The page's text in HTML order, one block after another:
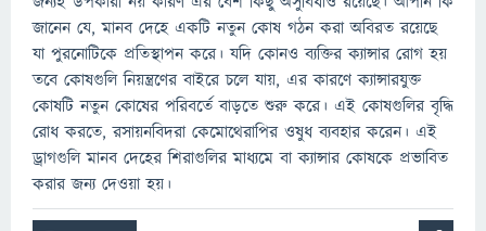
জানেন যে, মানব দেহে একটি নতুন কোষ গঠন করা অবিরত রয়েছে
যা পুরনোটিকে প্রতিস্থাপন করে। যদি কোনও ব্যক্তির ক্যান্সার রোগ হয়
তবে কোষগুলি নিয়ন্ত্রণের বাইরে চলে যায়, এর কারণে ক্যান্সারযুক্ত
কোষটি নতুন কোষের পরিবর্তে বাড়তে শুরু করে। এই কোষগুলির বৃদ্ধি
রোধ করতে, রসায়নবিদরা কেমোথেরাপির ওষুধ ব্যবহার করেন। এই
ড্রাগগুলি মানব দেহের শিরাগুলির মাধ্যমে বা ক্যান্সার কোষকে প্রভাবিত
করার জন্য দেওয়া হয়।